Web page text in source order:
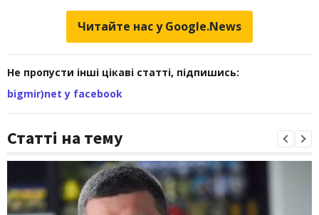
Читайте нас у Google.News
Не пропусти інші цікаві статті, підпишись:
bigmir)net у facebook
Статті на тему